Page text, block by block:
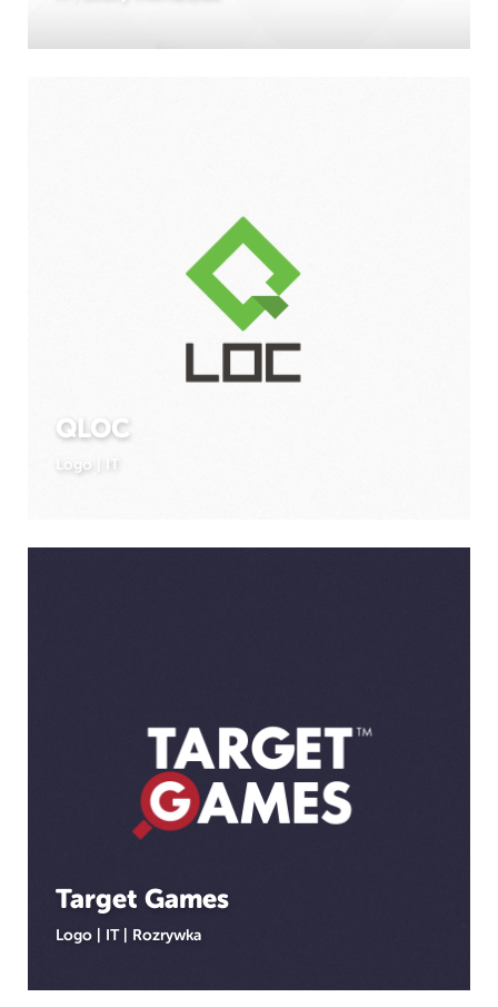
QLOC
Logo IT
Target Games
Logo IT Rozrywka